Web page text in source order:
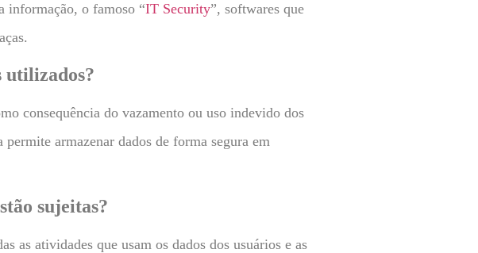
informação, o famoso “IT Security”, softwares que
utilizados?
consequência do vazamento ou uso indevido dos
armazenar dados de forma segura em
sujeitas?
as atividades que usam os dados dos usuários e as